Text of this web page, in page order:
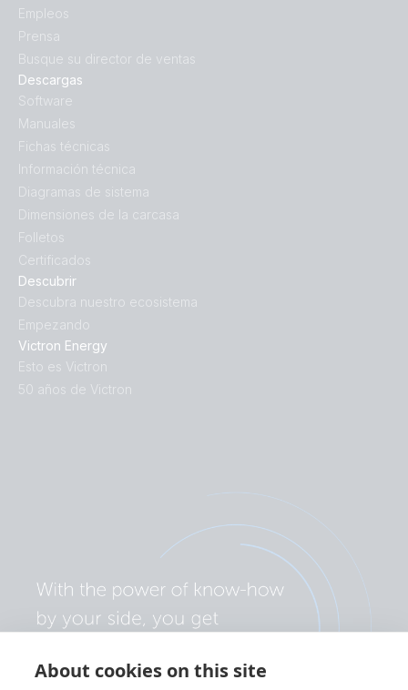
About cookies on this site
Descubrir
Descubra nuestro ecosistema
Empezando
Victron Energy
Esto es Victron
50 años de Victron
Descargas
Software
Manuales
Fichas técnicas
Información técnica
Diagramas de sistema
Dimensiones de la carcasa
Folletos
Certificados
Empleos
Prensa
Busque su director de ventas